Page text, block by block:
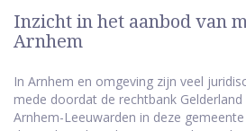
Inzicht in het aanbod van
Arnhem
In Arnhem en omgeving zijn veel
mede doordat de rechtbank
Arnhem-Leeuwarden in deze